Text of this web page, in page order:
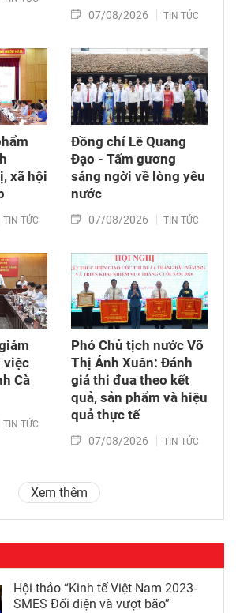
07/08/2026 TIN TỨC
xã hội
TIN TỨC
Đồng chí Lê Quang
Đạo - Tấm gương
sáng ngời về lòng yêu
nước
07/08/2026 TIN TỨC
việc
Cà
TIN TỨC
Phó Chủ tịch nước Võ
Thị Ánh Xuân: Đánh
giá thi đua theo kết
quả, sản phẩm và hiệu
quả thực tế
07/08/2026 TIN TỨC
Xem thêm
Hội thảo “Kinh tế Việt Nam 2023-
SMES Đối diện và vượt bão”